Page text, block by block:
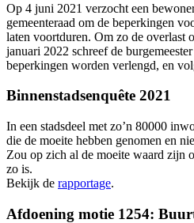
Op 4 juni 2021 verzocht een
gemeenteraad om de beperkingen
laten voortduren. Om zo de overlast
januari 2022 schreef de
beperkingen worden verlengd, en
Binnenstadsenquête 2021
In een stadsdeel met zo’n 80000
die de moeite hebben genomen en
Zou op zich al de moeite waard zijn
zo is.
Bekijk de rapportage.
Afdoening motie 1254: